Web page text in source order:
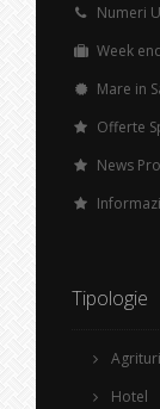
Numeri
Week
Mare in
Offerte
News
Tipologie
Hotel